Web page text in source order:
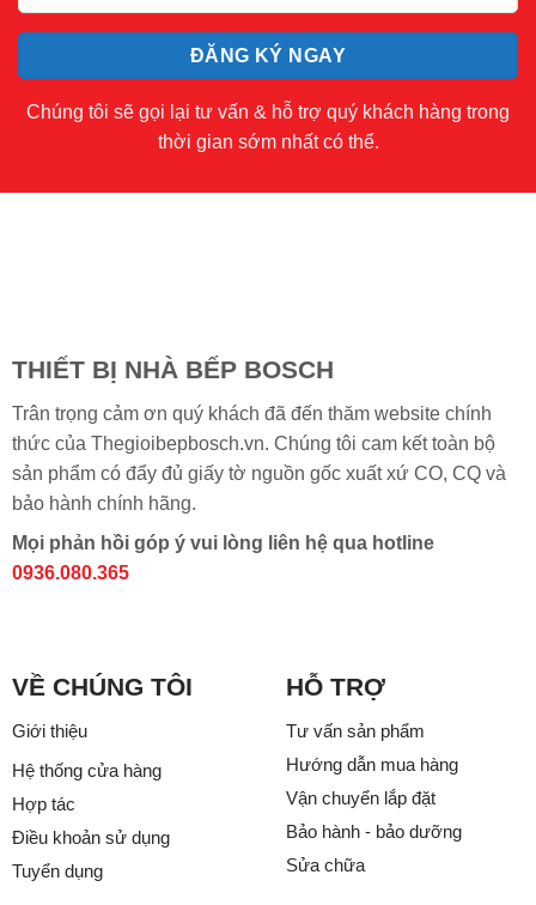
Chúng tôi sẽ gọi lại tư vấn & hỗ trợ quý khách hàng trong
thời gian sớm nhất có thể.
THIẾT BỊ NHÀ BẾP BOSCH
Trân trọng cảm ơn quý khách đã đến thăm website chính
thức của Thegioibepbosch.vn. Chúng tôi cam kết toàn bộ
sản phẩm có đẩy đủ giấy tờ nguồn gốc xuất xứ CO, CQ và
bảo hành chính hãng.
Mọi phản hồi góp ý vui lòng liên hệ qua hotline
0936.080.365
VỀ CHÚNG TÔI
Giới thiệu
Hệ thống cửa hàng
Hợp tác
Điều khoản sử dụng
Tuyển dụng
HỖ TRỢ
Tư vấn sản phẩm
Hướng dẫn mua hàng
Vận chuyển lắp đặt
Bảo hành - bảo dưỡng
Sửa chữa